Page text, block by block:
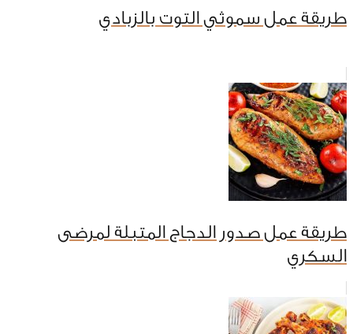
طريقة عمل سموثي التوت بالزبادي
طريقة عمل صدور الدجاج المتبلة لمرضى
السكري